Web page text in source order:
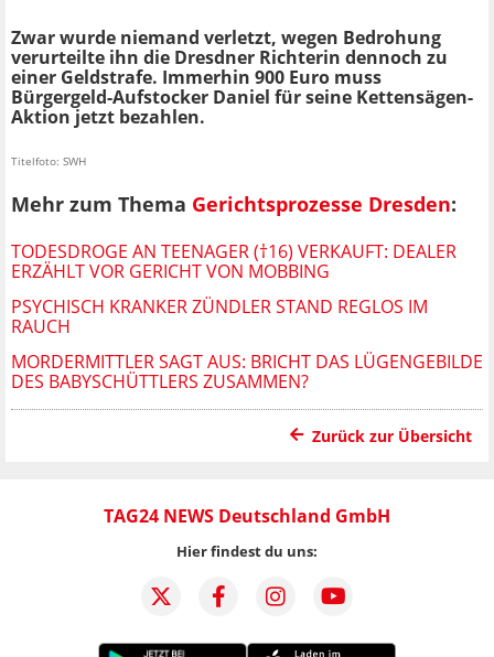
Zwar wurde niemand verletzt, wegen Bedrohung
verurteilte ihn die Dresdner Richterin dennoch zu
einer Geldstrafe. Immerhin 900 Euro muss
Bürgergeld-Aufstocker Daniel für seine Kettensägen-
Aktion jetzt bezahlen.
Titelfoto: SWH
Mehr zum Thema Gerichtsprozesse Dresden:
TODESDROGE AN TEENAGER (†16) VERKAUFT: DEALER
ERZÄHLT VOR GERICHT VON MOBBING
PSYCHISCH KRANKER ZÜNDLER STAND REGLOS IM
RAUCH
MORDERMITTLER SAGT AUS: BRICHT DAS LÜGENGEBILDE
DES BABYSCHÜTTLERS ZUSAMMEN?
Zurück zur Übersicht
TAG24 NEWS Deutschland GmbH
Hier findest du uns: